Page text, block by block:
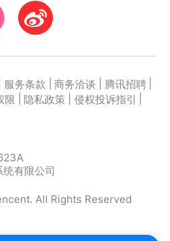
家的建议和包容，感谢用户
服务条款 商务洽谈 腾讯招聘
限 隐私政策 侵权投诉指引
有限公司
All Rights Reserved